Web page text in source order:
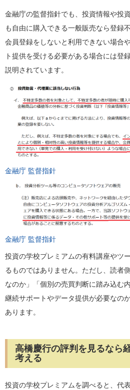
金融庁の監督指針でも、投資情報や投
も自由に購入できる一般販売なら登録
会員登録をしないと利用できない場合
ト提供を受ける必要がある場合には登
説明されています。
金融庁 監督指針
金融庁 監督指針
投資の学校プレミアムの有料講座やツ
るものではありません。ただし、読者
なのか」「個別の売買判断に踏み込む
継続サポートやデータ提供が必要なの
あります。
高橋慶行の評判を見るなら
考える
投資の学校プレミアムを調べると、代